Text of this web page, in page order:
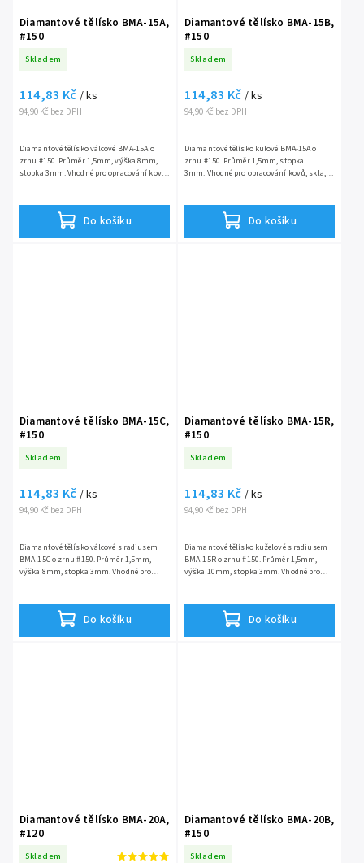
Diamantové tělísko BMA-15A,
#150
Skladem
94,90 Kč bez DPH
114,83 Kč / ks
Do košíku
Diamantové tělísko válcové BMA-15A o
zrnu #150. Průměr 1,5mm, výška 8mm,
stopka 3mm. Vhodné pro opracování kovů,
Diamantové tělísko BMA-15B,
#150
Skladem
94,90 Kč bez DPH
114,83 Kč / ks
Do košíku
Diamantové tělísko kulové BMA-15A o
zrnu #150. Průměr 1,5mm, stopka
3mm. Vhodné pro opracování kovů, skla,
Diamantové tělísko BMA-15C,
#150
Skladem
94,90 Kč bez DPH
114,83 Kč / ks
Do košíku
Diamantové tělísko válcové s radiusem
BMA-15C o zrnu #150. Průměr 1,5mm,
výška 8mm, stopka 3mm. Vhodné pro
Diamantové tělísko BMA-15R,
#150
Skladem
94,90 Kč bez DPH
114,83 Kč / ks
Do košíku
Diamantové tělísko kuželové s radiusem
BMA-15R o zrnu #150. Průměr 1,5mm,
výška 10mm, stopka 3mm. Vhodné pro
Diamantové tělísko BMA-20A,
#120
Skladem
Diamantové tělísko BMA-20B,
#150
Skladem